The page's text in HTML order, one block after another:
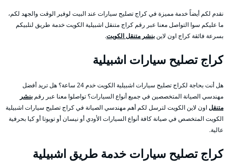
نقدم لكم أيضاً خدمة مميزة في كراج تصليح سيارات عند البيت لوفير الوقت والجهد لكم،
ما عليكم سوا التواصل معنا عبر رقم كراج متنقل اشبيلية الكويت خدمة طريق لنلبيكم
بسرعة فائقة كراج اون لاينبنشر متنقل الكويت.
كراج تصليح سيارات اشبيلية
هل أنت بحاجة لكراج تصليح سيارات اشبيلية الكويت خدم 24 ساعة؟ هل تريد أفضل
مهندسي الصيانة المتخصصين في جميع أنواع السيارات؟ تواصلوا معنا عبر رقم بنشر
متنقلاون لاين الكويت لترسل لكم أهم مهندسي الصيانة في كراج تصليح سيارات اشبيلية
الكويت المتخصص في صيانة كافة أنواع السيارات الأودي أو نيسان أو تويوتا أو كيا بحرفية
عالية.
كراج تصليح سيارات خدمة طريق اشبيلية